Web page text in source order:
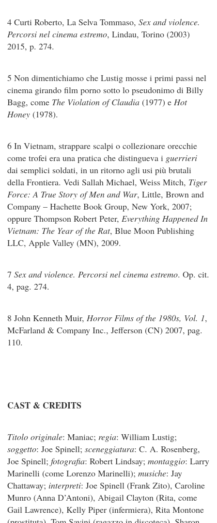
4 Curti Roberto, La Selva Tommaso, Sex and violence.
Percorsi nel cinema estremo, Lindau, Torino (2003)
2015, p. 274.
5 Non dimentichiamo che Lustig mosse i primi passi nel
cinema girando film porno sotto lo pseudonimo di Billy
Bagg, come The Violation of Claudia (1977) e Hot
Honey (1978).
6 In Vietnam, strappare scalpi o collezionare orecchie
come trofei era una pratica che distingueva i guerrieri
dai semplici soldati, in un ritorno agli usi più brutali
della Frontiera. Vedi Sallah Michael, Weiss Mitch, Tiger
Force: A True Story of Men and War, Little, Brown and
Company – Hachette Book Group, New York, 2007;
oppure Thompson Robert Peter, Everything Happened In
Vietnam: The Year of the Rat, Blue Moon Publishing
LLC, Apple Valley (MN), 2009.
7 Sex and violence. Percorsi nel cinema estremo. Op. cit.
4, pag. 274.
8 John Kenneth Muir, Horror Films of the 1980s, Vol. 1,
McFarland & Company Inc., Jefferson (CN) 2007, pag.
110.
CAST & CREDITS
Titolo originale: Maniac; regia: William Lustig;
soggetto: Joe Spinell; sceneggiatura: C. A. Rosenberg,
Joe Spinell; fotografia: Robert Lindsay; montaggio: Larry
Marinelli (come Lorenzo Marinelli); musiche: Jay
Chattaway; interpreti: Joe Spinell (Frank Zito), Caroline
Munro (Anna D’Antoni), Abigail Clayton (Rita, come
Gail Lawrence), Kelly Piper (infermiera), Rita Montone